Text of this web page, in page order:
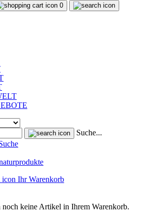
0
Suche...
Ihr Warenkorb
noch keine Artikel in Ihrem Warenkorb.